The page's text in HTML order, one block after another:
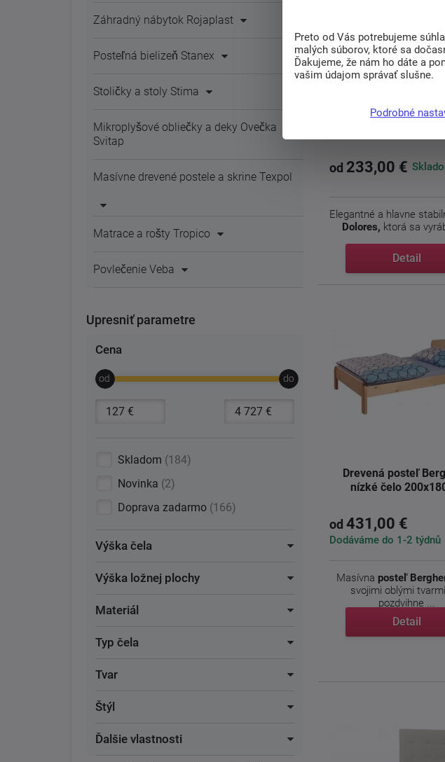
Záhradný nábytok Rojaplast
Posteľná bielizeň Stanex
Stoličky a stoly Stima
Mikroplyšové obliečky a deky Ovečka
Svitap
Masívne drevené postele a skrine Texpol
Matrace a rošty Tropico
Povlečenie Veba
Upresniť parametre
Cena
Skladom 184
Novinka 2
Doprava zadarmo 166
Výška čela
Výška ložnej plochy
Materiál
Typ čela
Tvar
Štýl
Ďalšie vlastnosti
Drevená-kovová
od 233,00 €
Elegantné a hlavne
Dolores, ktorá sa
Detail
Drevená posteľ
nízké čelo
od 431,00 €
Dodáváme do 1-2 týdnů
Masívna posteľ
svojimi oblými
pozdvihne ...
Detail
Preto od Vás potrebujeme
malých súborov, ktoré sa
Ďakujeme, že nám ho dáte a
vašim údajom správať slušne.
Podrobné